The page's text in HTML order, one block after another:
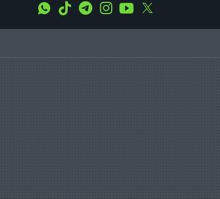
WhatsApp
Tiktok TelegramInstagramYoutube